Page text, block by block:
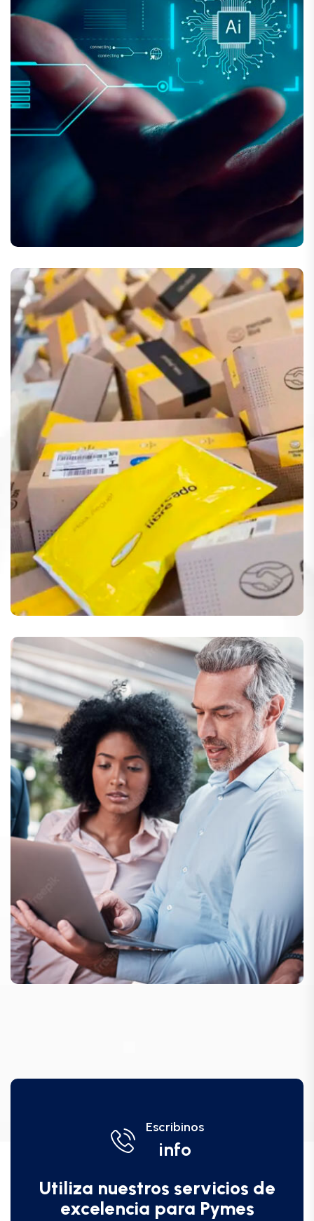
Escribinos
info
Utiliza nuestros servicios de
excelencia para Pymes